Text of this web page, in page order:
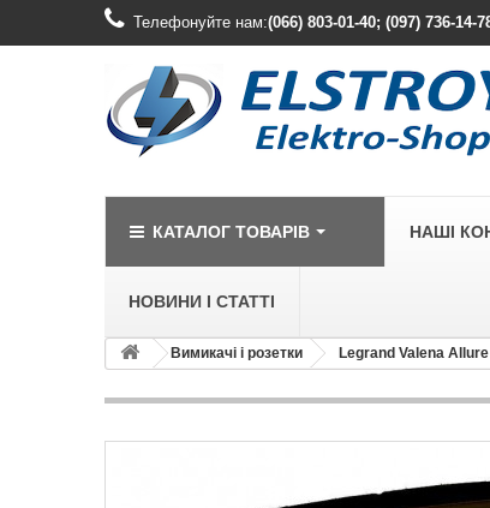
Телефонуйте нам:(066) 803-01-40; (097) 736-14-
КАТАЛОГ ТОВАРІВ
LEGRAND
НАШІ
НОВИНИ І СТАТТІ
Вимикачі і розетки Legrand Valena Allure